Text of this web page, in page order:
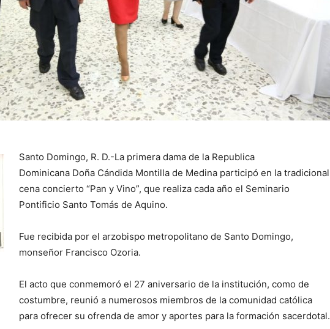
Santo Domingo, R. D.-La primera dama de la Republica
Dominicana Doña Cándida Montilla de Medina participó en la tradicional
cena concierto “Pan y Vino”, que realiza cada año el Seminario
Pontificio Santo Tomás de Aquino.
Fue recibida por el arzobispo metropolitano de Santo Domingo,
monseñor Francisco Ozoria.
El acto que conmemoró el 27 aniversario de la institución, como de
costumbre, reunió a numerosos miembros de la comunidad católica
para ofrecer su ofrenda de amor y aportes para la formación sacerdotal.